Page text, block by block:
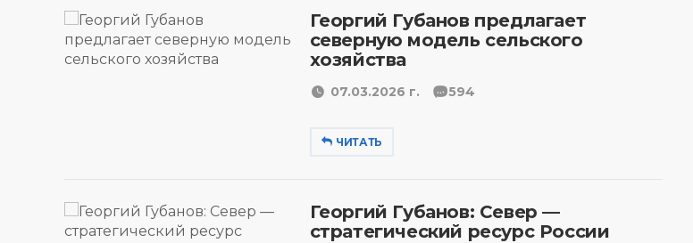
Георгий Губанов предлагает
северную модель сельского
хозяйства
07.03.2026 г. 594
ЧИТАТЬ
Георгий Губанов: Север —
стратегический ресурс России